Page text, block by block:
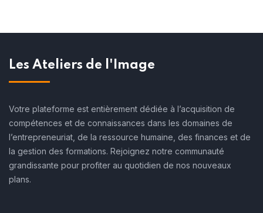
Les Ateliers de l'Image
Votre plateforme est entièrement dédiée à l’acquisition de
compétences et de connaissances dans les domaines de
l’entrepreneuriat, de la ressource humaine, des finances et de
la gestion des formations. Rejoignez notre communauté
grandissante pour profiter au quotidien de nos nouveaux
plans.